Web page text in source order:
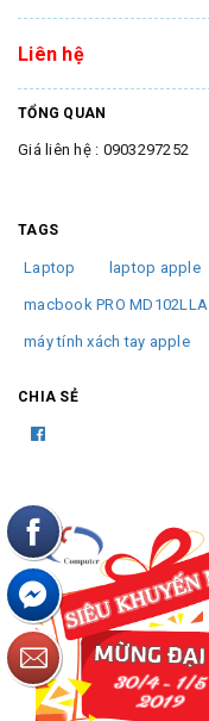
Liên hệ
TỔNG QUAN
Giá liên hệ : 0903297252
TAGS
Laptop laptop apple
macbook PRO MD102LLA
máy tính xách tay apple
CHIA SẺ